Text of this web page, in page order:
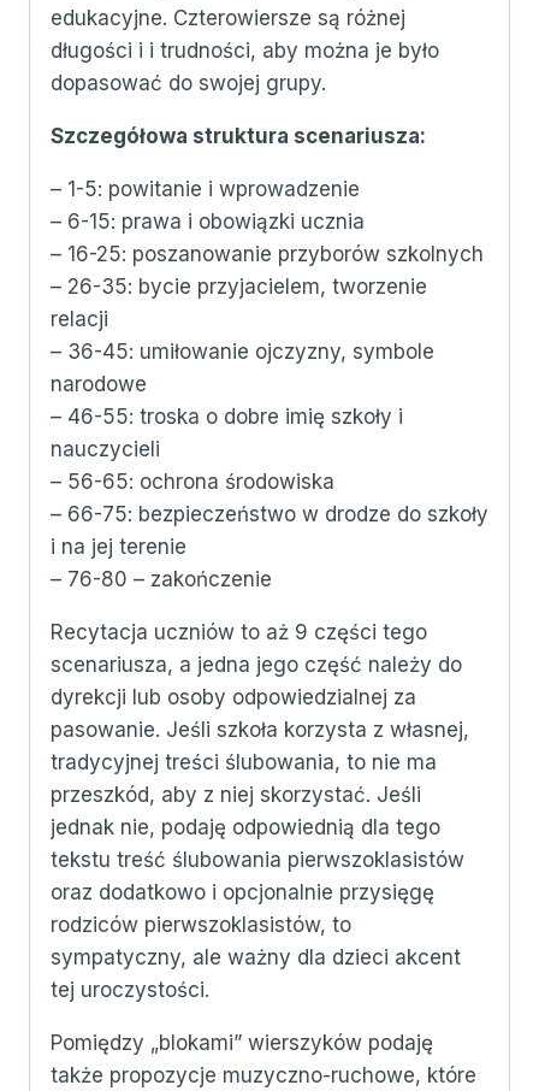
edukacyjne. Czterowiersze są różnej
długości i i trudności, aby można je było
dopasować do swojej grupy.
Szczegółowa struktura scenariusza:
– 1-5: powitanie i wprowadzenie
– 6-15: prawa i obowiązki ucznia
– 16-25: poszanowanie przyborów szkolnych
– 26-35: bycie przyjacielem, tworzenie
relacji
– 36-45: umiłowanie ojczyzny, symbole
narodowe
– 46-55: troska o dobre imię szkoły i
nauczycieli
– 56-65: ochrona środowiska
– 66-75: bezpieczeństwo w drodze do szkoły
i na jej terenie
– 76-80 – zakończenie
Recytacja uczniów to aż 9 części tego
scenariusza, a jedna jego część należy do
dyrekcji lub osoby odpowiedzialnej za
pasowanie. Jeśli szkoła korzysta z własnej,
tradycyjnej treści ślubowania, to nie ma
przeszkód, aby z niej skorzystać. Jeśli
jednak nie, podaję odpowiednią dla tego
tekstu treść ślubowania pierwszoklasistów
oraz dodatkowo i opcjonalnie przysięgę
rodziców pierwszoklasistów, to
sympatyczny, ale ważny dla dzieci akcent
tej uroczystości.
Pomiędzy „blokami” wierszyków podaję
także propozycje muzyczno-ruchowe, które